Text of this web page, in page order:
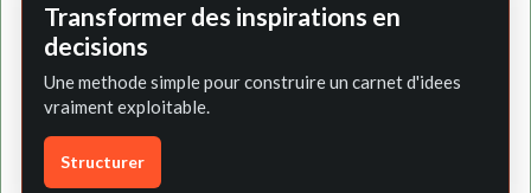
Transformer des inspirations en
decisions
Une methode simple pour construire un carnet d'idees
vraiment exploitable.
Structurer